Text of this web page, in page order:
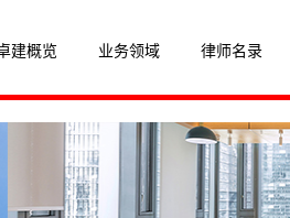
建概览 业务领域 律师名录